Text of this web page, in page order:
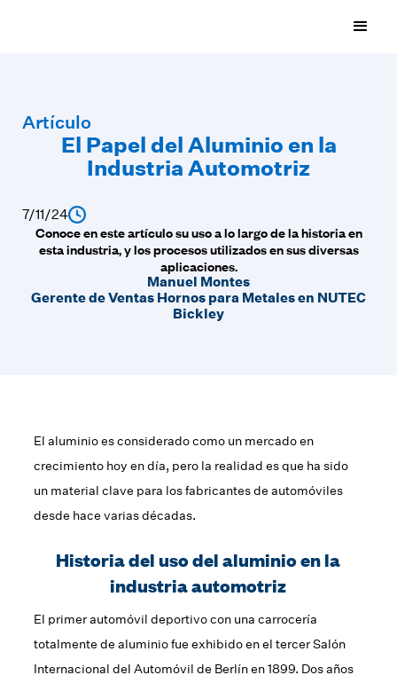
Artículo
El Papel del Aluminio en la
Industria Automotriz
7/11/24
Conoce en este artículo su uso a lo largo de la historia en
esta industria, y los procesos utilizados en sus diversas
aplicaciones.
Manuel Montes
Gerente de Ventas Hornos para Metales en NUTEC
Bickley
El aluminio es considerado como un mercado en
crecimiento hoy en día, pero la realidad es que ha sido
un material clave para los fabricantes de automóviles
desde hace varias décadas.
Historia del uso del aluminio en la
industria automotriz
El primer automóvil deportivo con una carrocería
totalmente de aluminio fue exhibido en el tercer Salón
Internacional del Automóvil de Berlín en 1899. Dos años